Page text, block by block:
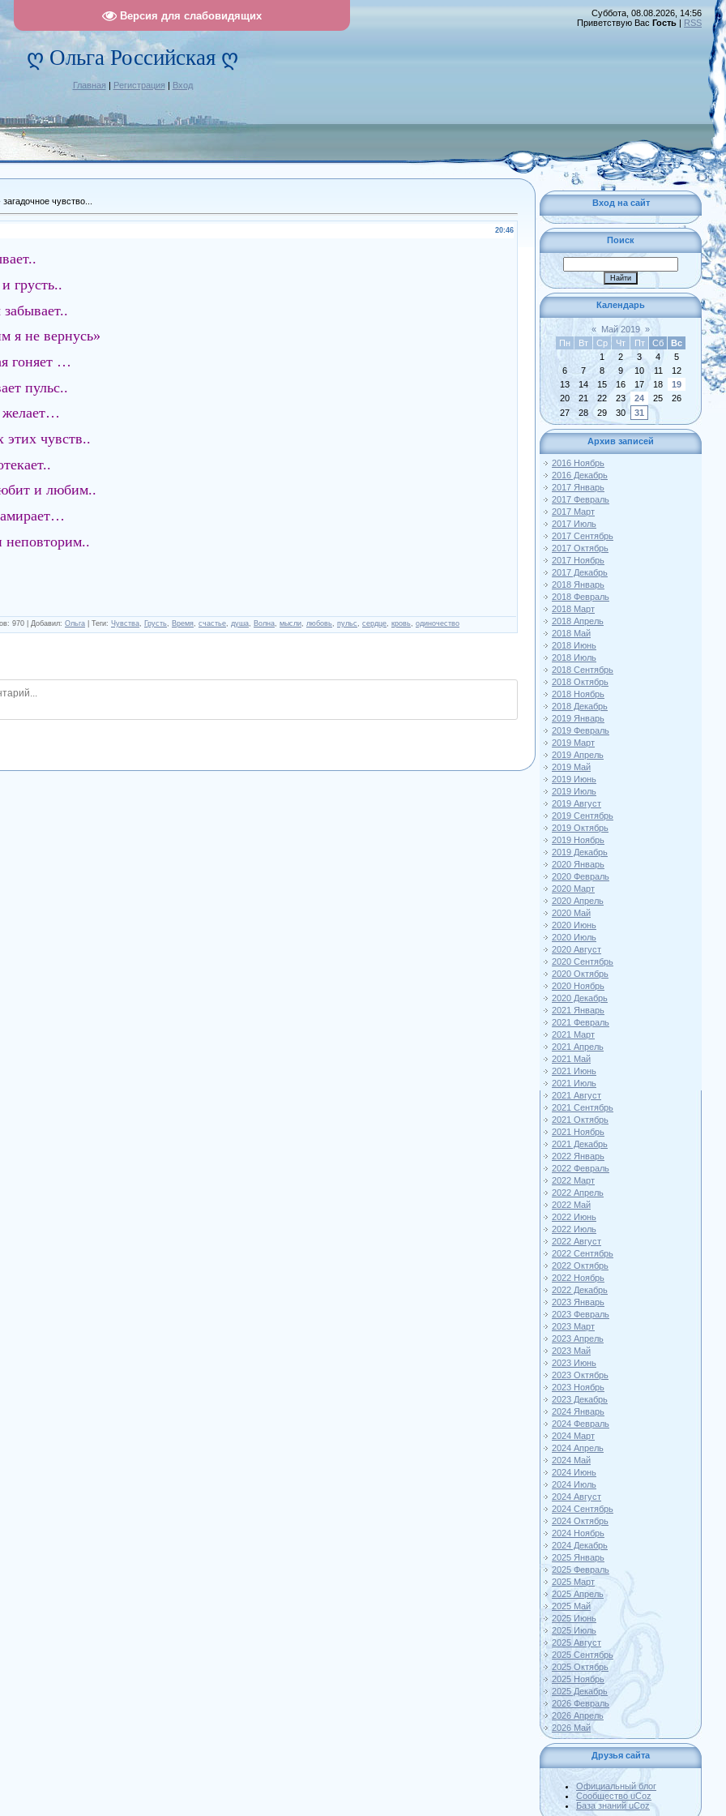
Версия для слабовидящих
ღ Ольга Российская ღ
Главная | Регистрация | Вход
Суббота, 08.08.2026, 14:56
Приветствую Вас Гость | RSS
чувство...
20:46
грусть..
я не вернусь»
гоняет …
пульс..
желает…
чувств..
и любим..
: 970 Добавил: Ольга Теги: Чувства Грусть Время счастье душа Волна мысли любовь пульс сердце кровь одиночество
Вход на сайт
Поиск
Календарь
« Май 2019 »
Пн
Вт Ср Чт Пт Сб
Вс
1
2 3 4
5
6
7 8 9 10 11
12
13
14 15 16 17 18
19
20
21 22 23 24 25
26
27
28 29 30 31
Архив записей
2016 Ноябрь
2016 Декабрь
2017 Январь
2017 Февраль
2017 Март
2017 Июль
2017 Сентябрь
2017 Октябрь
2017 Ноябрь
2017 Декабрь
2018 Январь
2018 Февраль
2018 Март
2018 Апрель
2018 Май
2018 Июнь
2018 Июль
2018 Сентябрь
2018 Октябрь
2018 Ноябрь
2018 Декабрь
2019 Январь
2019 Февраль
2019 Март
2019 Апрель
2019 Май
2019 Июнь
2019 Июль
2019 Август
2019 Сентябрь
2019 Октябрь
2019 Ноябрь
2019 Декабрь
2020 Январь
2020 Февраль
2020 Март
2020 Апрель
2020 Май
2020 Июнь
2020 Июль
2020 Август
2020 Сентябрь
2020 Октябрь
2020 Ноябрь
2020 Декабрь
2021 Январь
2021 Февраль
2021 Март
2021 Апрель
2021 Май
2021 Июнь
2021 Июль
2021 Август
2021 Сентябрь
2021 Октябрь
2021 Ноябрь
2021 Декабрь
2022 Январь
2022 Февраль
2022 Март
2022 Апрель
2022 Май
2022 Июнь
2022 Июль
2022 Август
2022 Сентябрь
2022 Октябрь
2022 Ноябрь
2022 Декабрь
2023 Январь
2023 Февраль
2023 Март
2023 Апрель
2023 Май
2023 Июнь
2023 Октябрь
2023 Ноябрь
2023 Декабрь
2024 Январь
2024 Февраль
2024 Март
2024 Апрель
2024 Май
2024 Июнь
2024 Июль
2024 Август
2024 Сентябрь
2024 Октябрь
2024 Ноябрь
2024 Декабрь
2025 Январь
2025 Февраль
2025 Март
2025 Апрель
2025 Май
2025 Июнь
2025 Июль
2025 Август
2025 Сентябрь
2025 Октябрь
2025 Ноябрь
2025 Декабрь
2026 Февраль
2026 Апрель
2026 Май
Друзья сайта
Официальный блог
Сообщество uCoz
База знаний uCoz